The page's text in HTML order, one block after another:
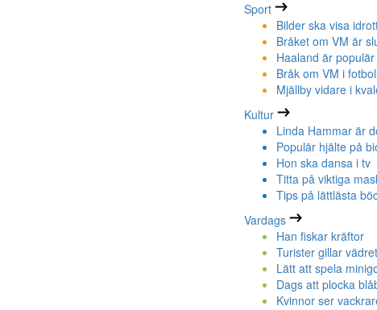
Sport
Bilder ska visa
Bråket om VM är
Haaland är populär
Bråk om VM i fotboll
Mjällby vidare i
Kultur
Linda Hammar är
Populär hjälte på
Hon ska dansa i tv
Titta på viktiga
Tips på lättlästa
Vardags
Han fiskar kräftor
Turister gillar vädret
Lätt att spela
Dags att plocka
Kvinnor ser